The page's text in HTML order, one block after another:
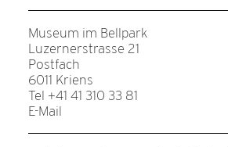
Museum im Bellpark
Luzernerstrasse 21
Postfach
6011 Kriens
Tel +41 41 310 33 81
E-Mail